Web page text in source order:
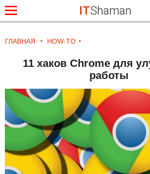
ITShaman
ГЛАВНАЯ HOW-TO
11 хаков Chrome для
работы